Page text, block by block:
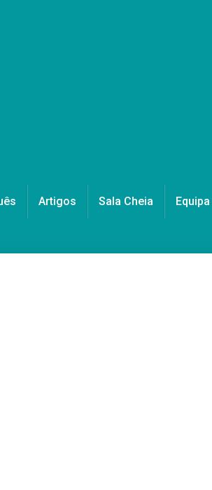
Artigos Sala Cheia Equipa